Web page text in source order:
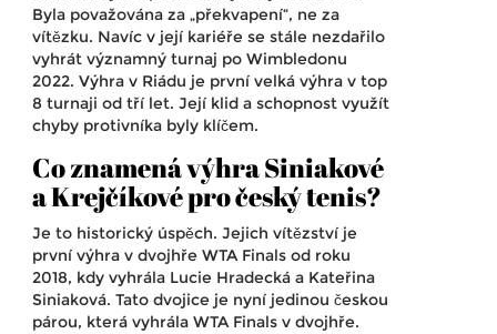
Byla považována za „překvapení“, ne za
vítězku. Navíc v její kariéře se stále nezdařilo
vyhrát významný turnaj po Wimbledonu
2022. Výhra v Riádu je první velká výhra v top
8 turnaji od tří let. Její klid a schopnost využít
chyby protivníka byly klíčem.
Co znamená výhra Siniakové
a Krejčíkové pro český tenis?
Je to historický úspěch. Jejich vítězství je
první výhra v dvojhře WTA Finals od roku
2018, kdy vyhrála Lucie Hradecká a Kateřina
Siniaková. Tato dvojice je nyní jedinou českou
párou, která vyhrála WTA Finals v dvojhře.